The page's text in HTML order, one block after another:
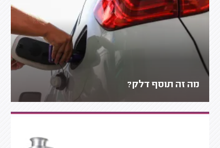
מה זה תוסף דלק?